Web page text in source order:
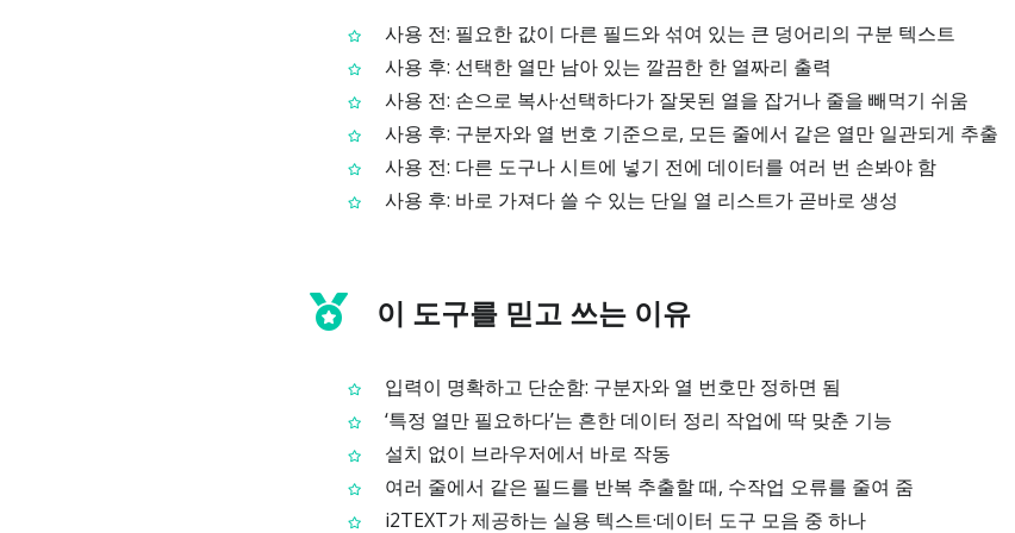
사용 전: 필요한 값이 다른 필드와 섞여 있는 큰 덩어리의 구분 텍스트
사용 후: 선택한 열만 남아 있는 깔끔한 한 열짜리 출력
사용 전: 손으로 복사·선택하다가 잘못된 열을 잡거나 줄을 빼먹기 쉬움
사용 후: 구분자와 열 번호 기준으로, 모든 줄에서 같은 열만 일관되게 추출
사용 전: 다른 도구나 시트에 넣기 전에 데이터를 여러 번 손봐야 함
사용 후: 바로 가져다 쓸 수 있는 단일 열 리스트가 곧바로 생성
이 도구를 믿고 쓰는 이유
입력이 명확하고 단순함: 구분자와 열 번호만 정하면 됨
‘특정 열만 필요하다’는 흔한 데이터 정리 작업에 딱 맞춘 기능
설치 없이 브라우저에서 바로 작동
여러 줄에서 같은 필드를 반복 추출할 때, 수작업 오류를 줄여 줌
i2TEXT가 제공하는 실용 텍스트·데이터 도구 모음 중 하나